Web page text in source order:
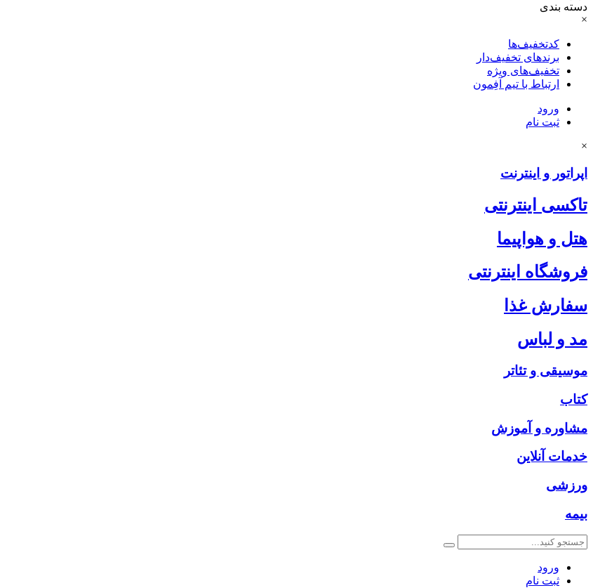
دسته بندی
×
کدتخفیف‌ها
برندهای تخفیف‌دار
تخفیف‌های ویژه
ارتباط با تیم آفِمون
ورود
ثبت نام
×
اپراتور و اینترنت
تاکسی اینترنتی
هتل و هواپیما
فروشگاه اینترنتی
سفارش غذا
مد و لباس
موسیقی و تئاتر
کتاب
مشاوره و آموزش
خدمات آنلاین
ورزشی
بیمه
ورود
ثبت نام